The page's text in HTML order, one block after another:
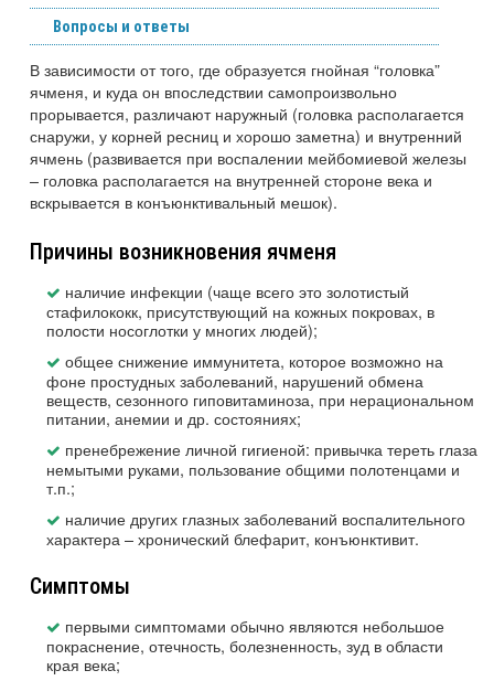
Вопросы и ответы
В зависимости от того, где образуется гнойная “головка”
ячменя, и куда он впоследствии самопроизвольно
прорывается, различают наружный (головка располагается
снаружи, у корней ресниц и хорошо заметна) и внутренний
ячмень (развивается при воспалении мейбомиевой железы
– головка располагается на внутренней стороне века и
вскрывается в конъюнктивальный мешок).
Причины возникновения ячменя
наличие инфекции (чаще всего это золотистый
стафилококк, присутствующий на кожных покровах, в
полости носоглотки у многих людей);
общее снижение иммунитета, которое возможно на
фоне простудных заболеваний, нарушений обмена
веществ, сезонного гиповитаминоза, при нерациональном
питании, анемии и др. состояниях;
пренебрежение личной гигиеной: привычка тереть глаза
немытыми руками, пользование общими полотенцами и
т.п.;
наличие других глазных заболеваний воспалительного
характера – хронический блефарит, конъюнктивит.
Симптомы
первыми симптомами обычно являются небольшое
покраснение, отечность, болезненность, зуд в области
края века;